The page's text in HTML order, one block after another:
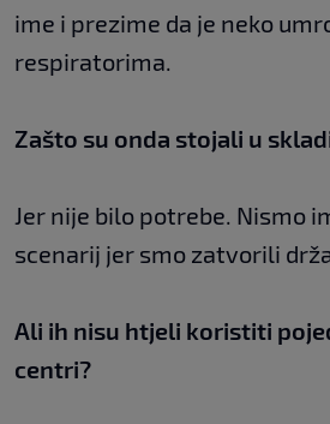
ime i prezime da je neko
respiratorima.
Zašto su onda stojali u
Jer nije bilo potrebe. Nismo
scenarij jer smo zatvorili
Ali ih nisu htjeli koristiti
centri?